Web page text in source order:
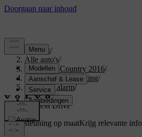
Support/
Alle auto's/
S60 Cross Country 2016/
Gebruikershandleiding/
Sloten en alarm/
Keyless/
Keyless Drive
Ondersteuning op maatKrijg relevante
auto.